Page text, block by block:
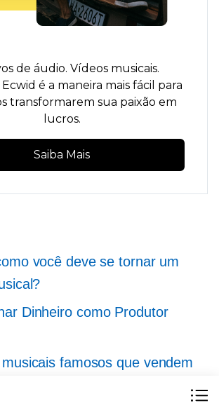
de áudio. Vídeos musicais.
é a maneira mais fácil para
transformarem sua paixão em
lucros.
Saiba Mais
você deve se tornar um
Dinheiro como Produtor
famosos que vendem